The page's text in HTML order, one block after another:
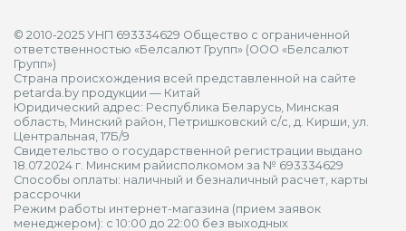
© 2010-2025 УНП 693334629 Общество с ограниченной
ответственностью «Белсалют Групп» (ООО «Белсалют
Групп»)
Страна происхождения всей представленной на сайте
petarda.by продукции — Китай
Юридический адрес: Республика Беларусь, Минская
область, Минский район, Петришковский с/с, д. Кирши, ул.
Центральная, 17Б/9
Свидетельство о государственной регистрации выдано
18.07.2024 г. Минским райисполкомом за № 693334629
Способы оплаты: наличный и безналичный расчет, карты
рассрочки
Режим работы интернет-магазина (прием заявок
менеджером): с 10:00 до 22:00 без выходных